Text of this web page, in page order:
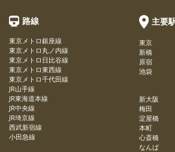
路線
東京メトロ銀座線
東京メトロ丸ノ内線
東京メトロ日比谷線
東京メトロ東西線
東京メトロ千代田線
JR山手線
JR東海道本線
JR中央線
JR埼京線
西武新宿線
小田急線
主要
東京
新橋
原宿
池袋
新大阪
梅田
淀屋橋
本町
心斎橋
なんば